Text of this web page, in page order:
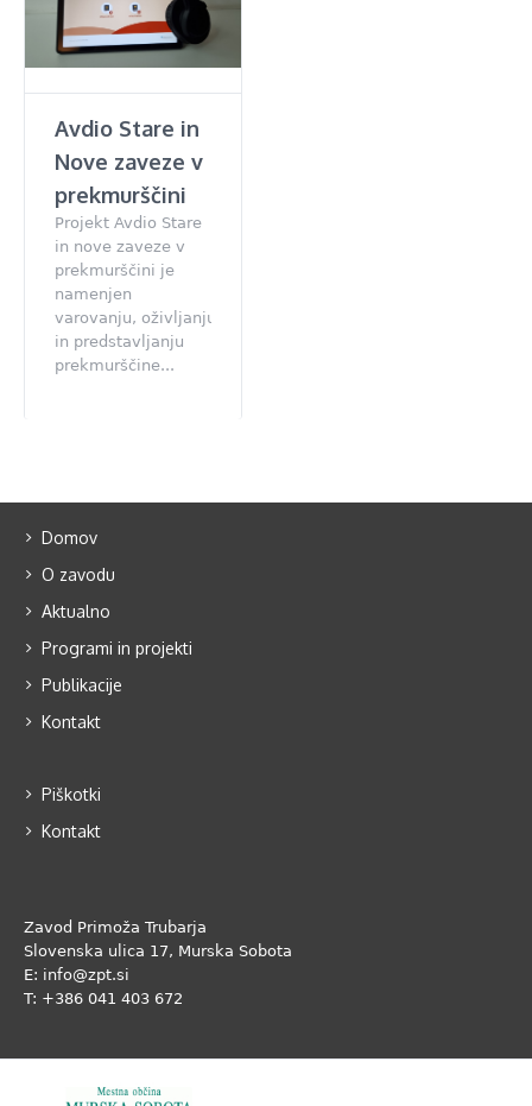
Avdio Stare in
Nove zaveze v
prekmurščini
Projekt Avdio Stare
in nove zaveze v
prekmurščini je
namenjen
varovanju, oživljanju
in predstavljanju
prekmurščine...
Domov
O zavodu
Aktualno
Programi in projekti
Publikacije
Kontakt
Piškotki
Kontakt
Zavod Primoža Trubarja
Slovenska ulica 17, Murska Sobota
E: info@zpt.si
T: +386 041 403 672